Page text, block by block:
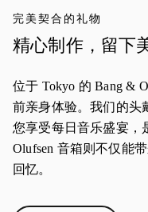
完美契合的礼物
精心制作，留下
位于 Tokyo 的 Bang &
前亲身体验。我们的头
您享受每日音乐盛宴，
Olufsen 音箱则不仅能
回忆。